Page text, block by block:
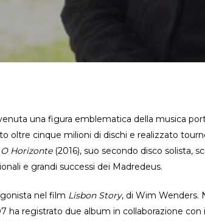
una figura emblematica della musica
oltre cinque milioni di dischi e realizzato
O Horizonte(2016), suo secondo disco solista,
e grandi successi dei Madredeus.
nel film Lisbon Story, di Wim Wenders.
ha registrato due album in collaborazione con